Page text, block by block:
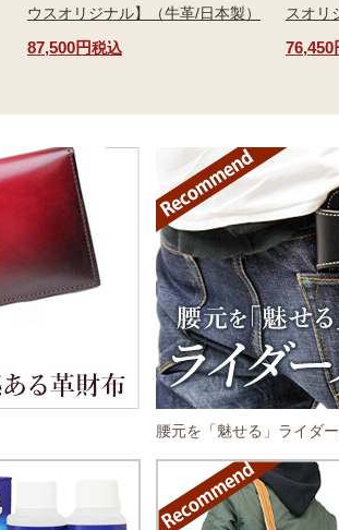
ウスオリジナル】（牛革/日本製）
87,500円税込
スオリ
76,450
腰元を「魅せる」ライダ